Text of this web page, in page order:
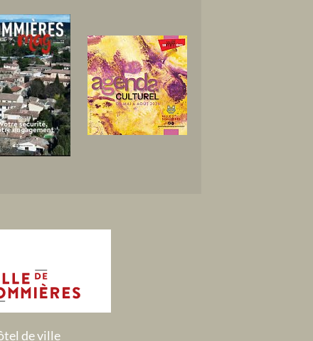
de ville